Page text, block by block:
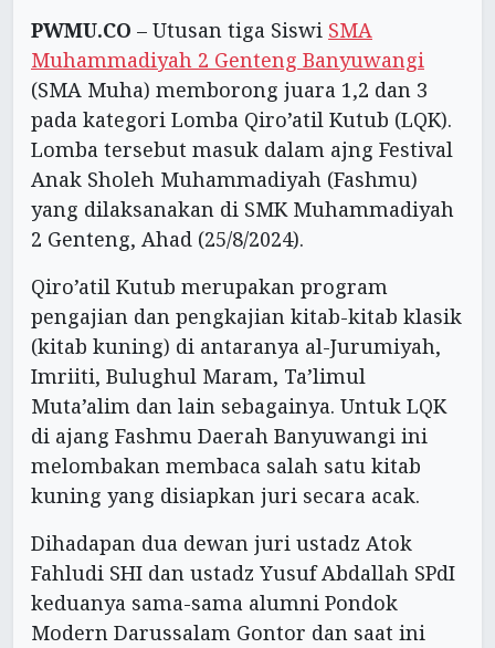
PWMU.CO – Utusan tiga Siswi SMA
Muhammadiyah 2 Genteng Banyuwangi
(SMA Muha) memborong juara 1,2 dan 3
pada kategori Lomba Qiro’atil Kutub (LQK).
Lomba tersebut masuk dalam ajng Festival
Anak Sholeh Muhammadiyah (Fashmu)
yang dilaksanakan di SMK Muhammadiyah
2 Genteng, Ahad (25/8/2024).
Qiro’atil Kutub merupakan program
pengajian dan pengkajian kitab-kitab klasik
(kitab kuning) di antaranya al-Jurumiyah,
Imriiti, Bulughul Maram, Ta’limul
Muta’alim dan lain sebagainya. Untuk LQK
di ajang Fashmu Daerah Banyuwangi ini
melombakan membaca salah satu kitab
kuning yang disiapkan juri secara acak.
Dihadapan dua dewan juri ustadz Atok
Fahludi SHI dan ustadz Yusuf Abdallah SPdI
keduanya sama-sama alumni Pondok
Modern Darussalam Gontor dan saat ini